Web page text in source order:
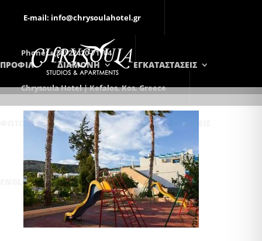
E-mail: info@chrysoulahotel.gr
Phone: +(30) 22420-71104
Chrysoula Hotel | Kefalos, Kos, Greece
ΠΡΟΦΙΛ ΔΙΑΜΟΝΗ ΕΓΚΑΤΑΣΤΑΣΕΙΣ
ΦΩΤΟΓΡΑΦΊΕΣ ΕΠΙΚΟΙΝΩΝΊΑ ΚΡΑΤΉΣΕΙΣ
ENGLISH